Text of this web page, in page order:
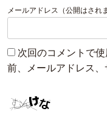
メールアドレス（公開はされ
次回のコメントで
前、メールアドレス、